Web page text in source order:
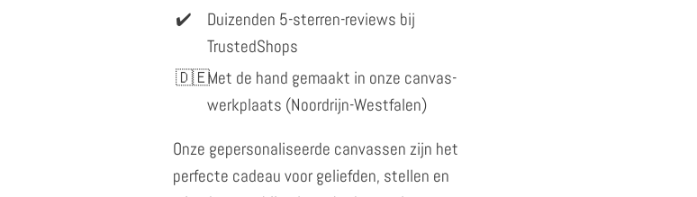
Duizenden 5-sterren-reviews bij
TrustedShops
Met de hand gemaakt in onze canvas-
werkplaats (Noordrijn-Westfalen)
Onze gepersonaliseerde canvassen zijn het
perfecte cadeau voor geliefden, stellen en